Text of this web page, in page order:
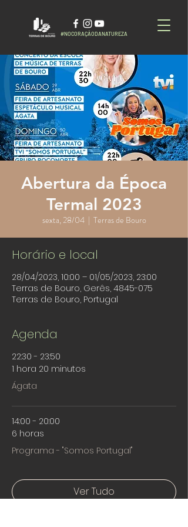
#NOCORAÇÃODANATUREZA
Abertura da Época
Termal 2023
sexta, 28/04
  |
Terras de Bouro
Horário e local
28/04/2023, 10:00 – 01/05/2023, 23:00
Terras de Bouro, Gerês, 4845-075
Terras de Bouro, Portugal
Agenda
22:30 - 23:50
1 hora 20 minutos
Ágata
14:00 - 20:00
6 horas
Programa - "Somos Portugal"
Ver Tudo